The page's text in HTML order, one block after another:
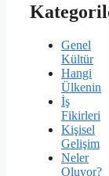
Genel
Kültür
Hangi
Ülkenin
İş
Fikirleri
Kişisel
Gelişim
Neler
Oluyor?